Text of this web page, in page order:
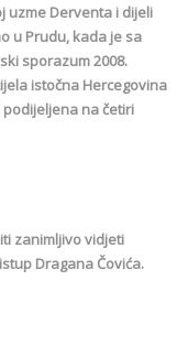
uzme Derventa i dijeli
u Prudu, kada je sa
sporazum 2008.
istočna Hercegovina
na četiri
zanimljivo vidjeti
Dragana Čovića.